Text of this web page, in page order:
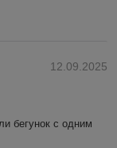
12.09.2025
бегунок с одним